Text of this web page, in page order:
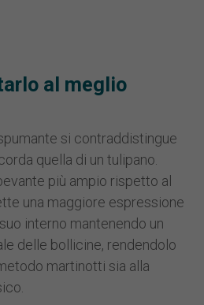
al meglio
si contraddistingue
quella di un tulipano.
più ampio rispetto al
una maggiore espressione
interno mantenendo un
delle bollicine, rendendolo
martinotti sia alla